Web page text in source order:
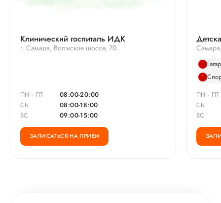
Клинический госпиталь ИДК
г. Самара, Волжское шоссе, 70
ПН - ПТ
08:00-20:00
СБ
08:00-18:00
ВС
09:00-15:00
ЗАПИСАТЬСЯ НА ПРИЕМ
1
1
ПН - ПТ
СБ
ВС